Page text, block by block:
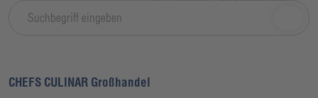
CHEFS CULINAR Großhandel